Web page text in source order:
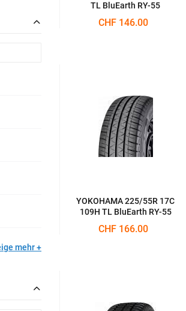
mehr
TL BluEarth RY-55
CHF 146.00
YOKOHAMA 225/55R 17C
109H TL BluEarth RY-55
CHF 166.00